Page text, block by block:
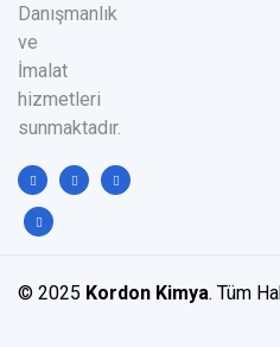
Danışmanlık
ve
İmalat
hizmetleri
sunmaktadır.
© 2025 Kordon Kimya. Tüm